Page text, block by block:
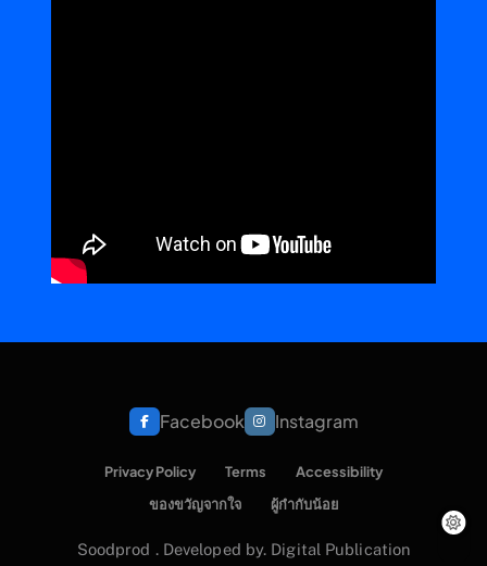
Facebook Instagram
Privacy Policy Terms
Accessibility
ของขวัญจากใจ
ผู้กำกับน้อย
Soodprod . Developed by. Digital Publication